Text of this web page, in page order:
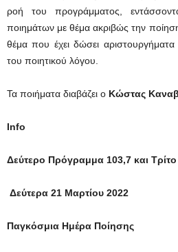
ροή του προγράμματος,
ποιημάτων με θέμα ακριβώς την
θέμα που έχει δώσει αριστουργήματα
του ποιητικού λόγου.
Τα ποιήματα διαβάζει ο Κώστας
Info
Δεύτερο Πρόγραμμα 103,7 και
Δεύτερα 21 Μαρτίου 2022
Παγκόσμια Ημέρα Ποίησης